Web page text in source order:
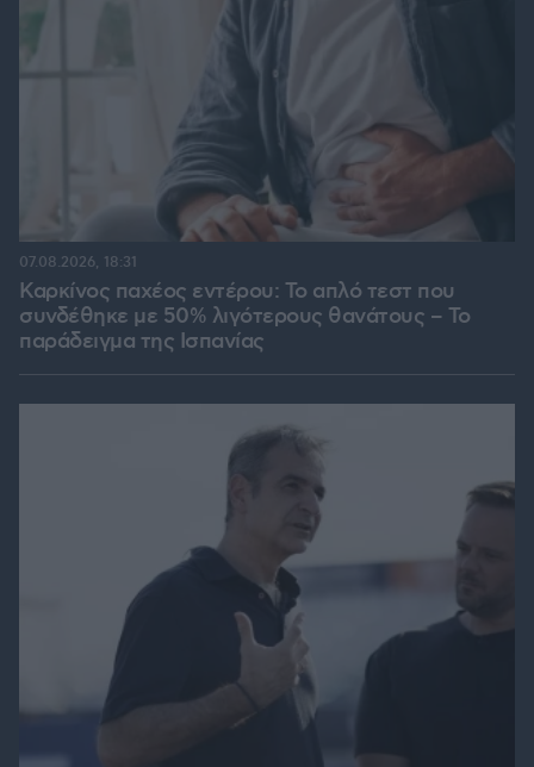
Καρκίνος παχέος εντέρου: Το απλό τεστ που
συνδέθηκε με 50% λιγότερους θανάτους – Το
παράδειγμα της Ισπανίας
07.08.2026, 18:31